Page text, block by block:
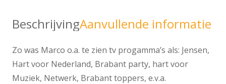
BeschrijvingAanvullende informatie
Zo was Marco o.a. te zien tv progamma’s als: Jensen,
Hart voor Nederland, Brabant party, hart voor
Muziek, Netwerk, Brabant toppers, e.v.a.